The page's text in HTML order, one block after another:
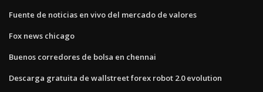
Fuente de noticias en vivo del mercado de valores
Fox news chicago
Buenos corredores de bolsa en chennai
Descarga gratuita de wallstreet forex robot 2.0 evolution